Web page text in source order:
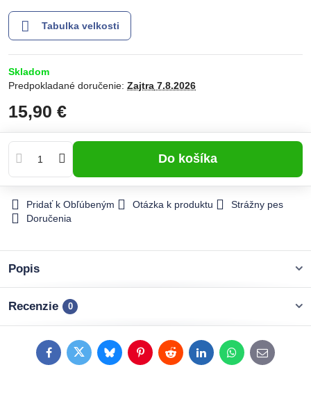
Tabulka velkosti
Skladom
Predpokladané doručenie: Zajtra 7.8.2026
15,90 €
Do košíka
Pridať k Obľúbeným Otázka k produktu
Strážny pes
Doručenia
Popis
Recenzie 0
FacebookTwitterBlueskyPinterestRedditLinkedInWhatsApp
E-
mail